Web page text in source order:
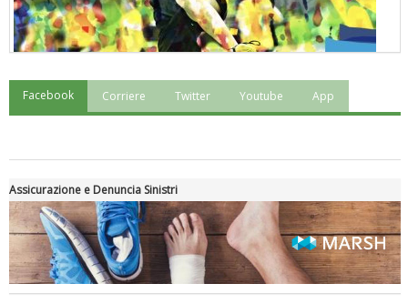
"Superare gli ostacoli": la relazione di Tiziano Pesce al CN Uisp
Facebook Corriere Twitter Youtube App
Assicurazione e Denuncia Sinistri